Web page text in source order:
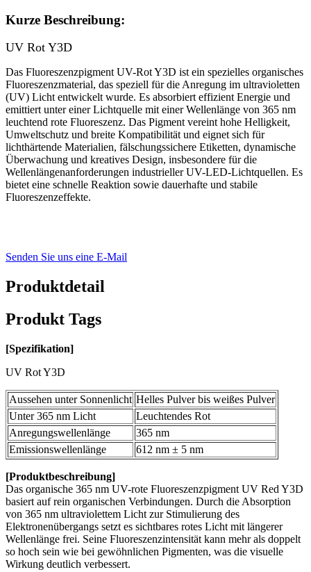
Kurze Beschreibung:
UV Rot Y3D
Das Fluoreszenzpigment UV-Rot Y3D ist ein spezielles organisches
Fluoreszenzmaterial, das speziell für die Anregung im ultravioletten
(UV) Licht entwickelt wurde. Es absorbiert effizient Energie und
emittiert unter einer Lichtquelle mit einer Wellenlänge von 365 nm
leuchtend rote Fluoreszenz. Das Pigment vereint hohe Helligkeit,
Umweltschutz und breite Kompatibilität und eignet sich für
lichthärtende Materialien, fälschungssichere Etiketten, dynamische
Überwachung und kreatives Design, insbesondere für die
Wellenlängenanforderungen industrieller UV-LED-Lichtquellen. Es
bietet eine schnelle Reaktion sowie dauerhafte und stabile
Fluoreszenzeffekte.
Senden Sie uns eine E-Mail
Produktdetail
Produkt Tags
[Spezifikation]
UV Rot Y3D
Aussehen unter Sonnenlicht Helles Pulver bis weißes Pulver
Unter 365 nm Licht
Leuchtendes Rot
Anregungswellenlänge
365 nm
Emissionswellenlänge
612 nm ± 5 nm
[Produktbeschreibung]
Das organische 365 nm UV-rote Fluoreszenzpigment UV Red Y3D
basiert auf rein organischen Verbindungen. Durch die Absorption
von 365 nm ultraviolettem Licht zur Stimulierung des
Elektronenübergangs setzt es sichtbares rotes Licht mit längerer
Wellenlänge frei. Seine Fluoreszenzintensität kann mehr als doppelt
so hoch sein wie bei gewöhnlichen Pigmenten, was die visuelle
Wirkung deutlich verbessert.